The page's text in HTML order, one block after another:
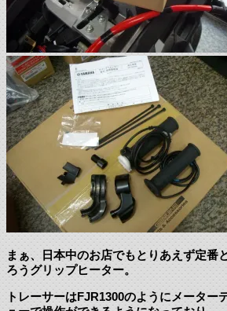
まぁ、日本中のお店でもとりあえず定番
ろうグリップヒーター。
トレーサーはFJR1300のようにメーター